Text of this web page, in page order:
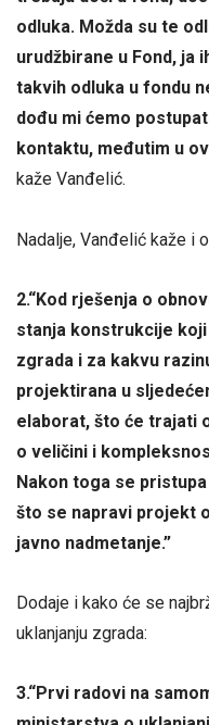
odluka. Možda su te
urudžbirane u Fond, ja
takvih odluka u fondu
dođu mi ćemo
kontaktu, međutim u
kaže Vanđelić.
Nadalje, Vanđelić kaže i
2.“Kod rješenja o
stanja konstrukcije
zgrada i za kakvu
projektirana u
elaborat, što će trajati
o veličini i
Nakon toga se
što se napravi projekt
javno nadmetanje.”
Dodaje i kako će se
uklanjanju zgrada:
3.“Prvi radovi na